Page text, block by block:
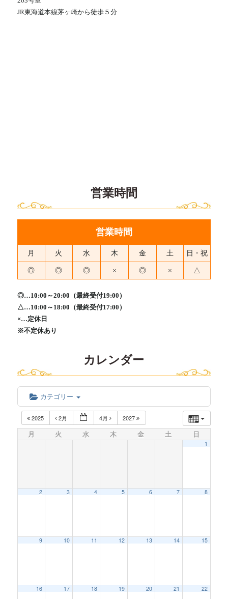
JR東海道本線茅ヶ崎から徒歩５分
営業時間
営業時間
月 火 水 木 金 土 日・祝
◎ ◎ ◎ × ◎ × △
◎…10:00～20:00（最終受付19:00）
△…10:00～18:00（最終受付17:00）
×…定休日
※不定休あり
カレンダー
カテゴリー
2025 2月 4月 2027
月 火 水 木 金 土 日
1
2 3 4 5 6 7 8
9 10 11 12 13 14 15
16 17 18 19 20 21 22